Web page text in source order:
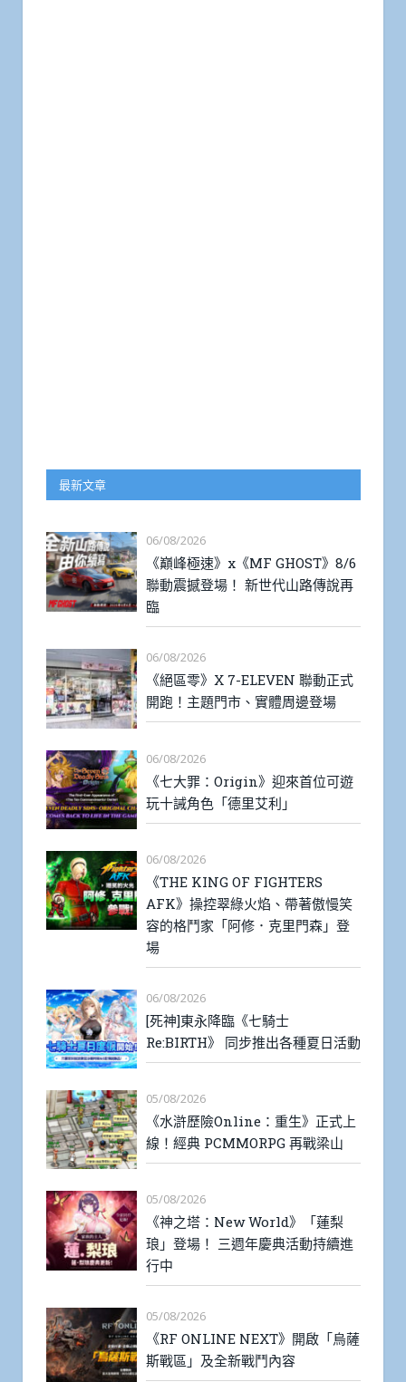
最新文章
06/08/2026
《巔峰極速》x《MF GHOST》8/6
聯動震撼登場！ 新世代山路傳說再
臨
06/08/2026
《絕區零》X 7-ELEVEN 聯動正式
開跑！主題門市、實體周邊登場
06/08/2026
《七大罪：Origin》迎來首位可遊
玩十誡角色「德里艾利」
06/08/2026
《THE KING OF FIGHTERS
AFK》操控翠綠火焰、帶著傲慢笑
容的格鬥家「阿修．克里門森」登
場
06/08/2026
[死神]東永降臨《七騎士
Re:BIRTH》 同步推出各種夏日活動
05/08/2026
《水滸歷險Online：重生》正式上
線！經典 PCMMORPG 再戰梁山
05/08/2026
《神之塔：New World》「蓮梨
琅」登場！ 三週年慶典活動持續進
行中
05/08/2026
《RF ONLINE NEXT》開啟「烏薩
斯戰區」及全新戰鬥內容